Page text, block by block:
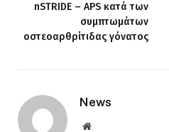
nSTRIDE – APS κατά των
συμπτωμάτων
οστεοαρθρίτιδας γόνατος
News
Website